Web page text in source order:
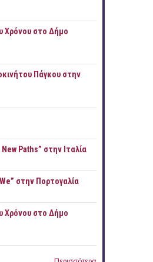
Χρόνου στο Δήμο
Πάγκου στην
Paths” στην Ιταλία
στην Πορτογαλία
Χρόνου στο Δήμο